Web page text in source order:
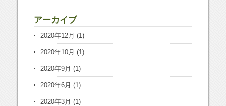
アーカイブ
2020年12月 (1)
2020年10月 (1)
2020年9月 (1)
2020年6月 (1)
2020年3月 (1)